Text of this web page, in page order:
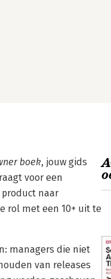
boek, jouw gids
voor een
naar
rol met een 10+ uit te
managers die niet
van releases